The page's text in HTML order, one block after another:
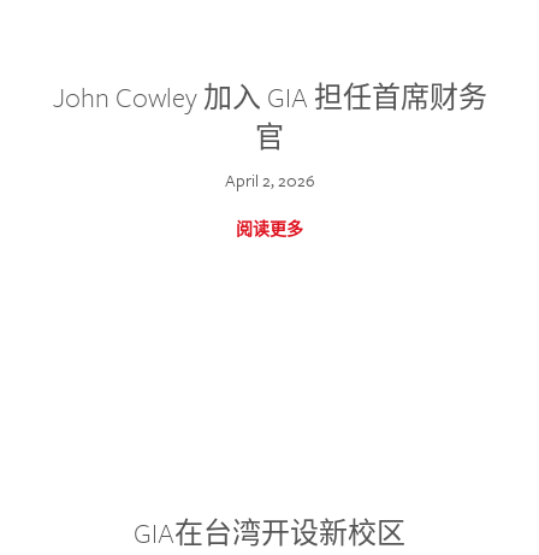
John Cowley 加入 GIA 担任首席财务
官
April 2, 2026
阅读更多
GIA在台湾开设新校区